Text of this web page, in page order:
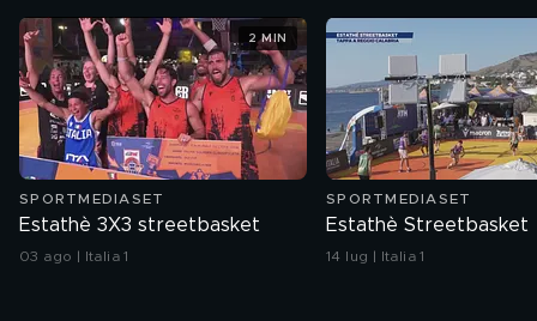
SPORTMEDIASET
Estathè 3X3 streetbasket
03 ago | Italia 1
2 MIN
SPORTMEDIASET
Estathè Streetbasket
14 lug | Italia 1